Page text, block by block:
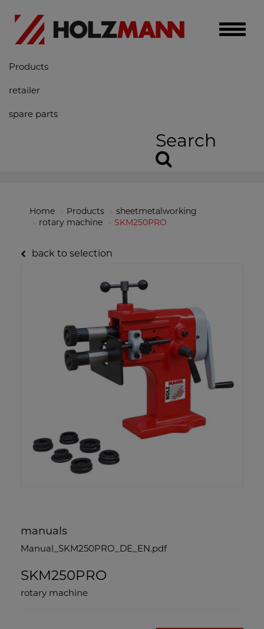
Toggle
Products
retailer
spare parts
Search
Home Products
sheetmetalworking
rotary machine
SKM250PRO
back to selection
manuals
Manual_SKM250PRO_DE_EN.pdf
SKM250PRO
rotary machine